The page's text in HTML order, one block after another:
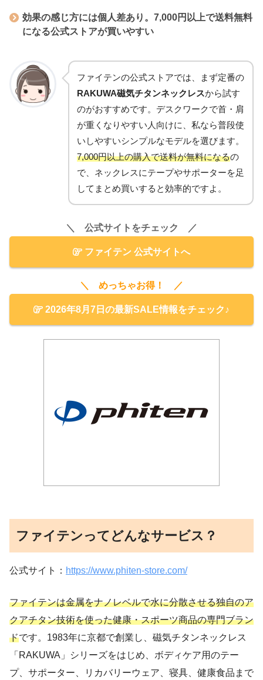
効果の感じ方には個人差あり。7,000円以上で送料無料
になる公式ストアが買いやすい
ファイテンの公式ストアでは、まず定番の
RAKUWA磁気チタンネックレスから試す
のがおすすめです。デスクワークで首・肩
が重くなりやすい人向けに、私なら普段使
いしやすいシンプルなモデルを選びます。
7,000円以上の購入で送料が無料になるの
で、ネックレスにテープやサポーターを足
してまとめ買いすると効率的ですよ。
＼ 公式サイトをチェック ／
ファイテン 公式サイトへ
＼ めっちゃお得！ ／
2026年8月7日の最新SALE情報をチェック♪
ファイテンってどんなサービス？
公式サイト： https://www.phiten-store.com/
ファイテンは金属をナノレベルで水に分散させる独自のア
クアチタン技術を使った健康・スポーツ商品の専門ブラン
ドです。1983年に京都で創業し、磁気チタンネックレス
「RAKUWA」シリーズをはじめ、ボディケア用のテー
プ、サポーター、リカバリーウェア、寝具、健康食品まで